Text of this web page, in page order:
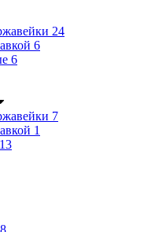
24
6
6
7
1
13
8